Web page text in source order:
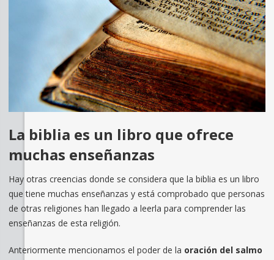
La biblia es un libro que ofrece
muchas enseñanzas
Hay otras creencias donde se considera que la biblia es un libro
que tiene muchas enseñanzas y está comprobado que personas
de otras religiones han llegado a leerla para comprender las
enseñanzas de esta religión.
Anteriormente mencionamos el poder de la oración del salmo